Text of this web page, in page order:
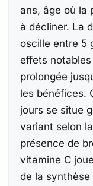
ans, âge où la
à décliner. La
oscille entre 5
effets
prolongée
les bénéfices.
jours se situe
variant selon
présence de
vitamine C
de la